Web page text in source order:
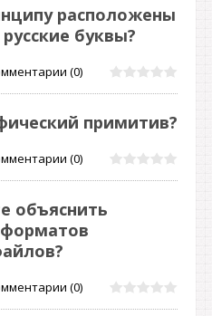
расположены
буквы?
(0)
примитив?
(0)
объяснить
(0)